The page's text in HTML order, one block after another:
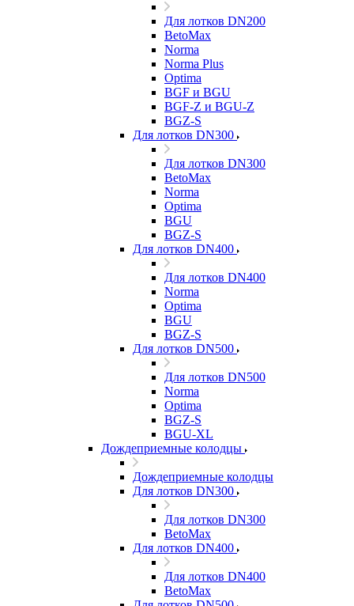
Для лотков DN200
BetoMax
Norma
Norma Plus
Optima
BGF и BGU
BGF-Z и BGU-Z
BGZ-S
Для лотков DN300
Для лотков DN300
BetoMax
Norma
Optima
BGU
BGZ-S
Для лотков DN400
Для лотков DN400
Norma
Optima
BGU
BGZ-S
Для лотков DN500
Для лотков DN500
Norma
Optima
BGZ-S
BGU-XL
Дождеприемные колодцы
Дождеприемные колодцы
Для лотков DN300
Для лотков DN300
BetoMax
Для лотков DN400
Для лотков DN400
BetoMax